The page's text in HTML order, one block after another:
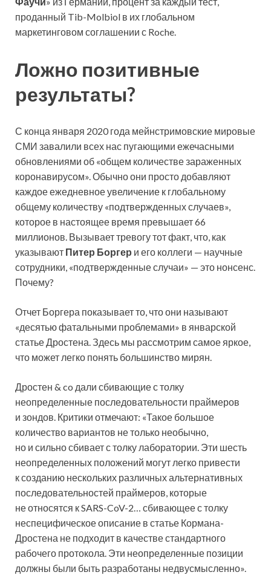
проданный Tib-Molbiol в их глобальном
маркетинговом соглашении с Roche.
Ложно позитивные
результаты?
С конца января 2020 года мейнстримовские мировые
СМИ завалили всех нас пугающими ежечасными
обновлениями об «общем количестве зараженных
коронавирусом». Обычно они просто добавляют
каждое ежедневное увеличение к глобальному
общему количеству «подтвержденных случаев»,
которое в настоящее время превышает 66
миллионов. Вызывает тревогу тот факт, что, как
указывают Питер Боргер и его коллеги — научные
сотрудники, «подтвержденные случаи» — это нонсенс.
Почему?
Отчет Боргера показывает то, что они называют
«десятью фатальными проблемами» в январской
статье Дростена. Здесь мы рассмотрим самое яркое,
что может легко понять большинство мирян.
Дростен & co дали сбивающие с толку
неопределенные последовательности праймеров
и зондов. Критики отмечают: «Такое большое
количество вариантов не только необычно,
но и сильно сбивает с толку лаборатории. Эти шесть
неопределенных положений могут легко привести
к созданию нескольких различных альтернативных
последовательностей праймеров, которые
не относятся к SARS-CoV-2… сбивающее с толку
неспецифическое описание в статье Кормана-
Дростена не подходит в качестве стандартного
рабочего протокола. Эти неопределенные позиции
должны были быть разработаны недвусмысленно».